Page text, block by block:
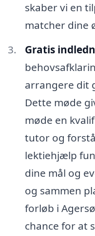
skaber vi en
matcher dine
Gratis
arrangere dit
Dette møde
møde en
tutor og
lektiehjælp
dine mål og
og sammen
forløb i
chance for at